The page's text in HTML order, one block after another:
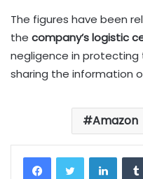
The figures have been
the company’s logistic
negligence in
sharing the information
Amazon